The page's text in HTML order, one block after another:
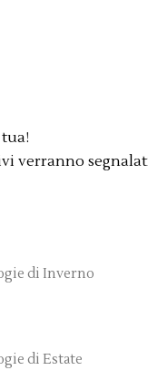
verranno
di Inverno
di Estate